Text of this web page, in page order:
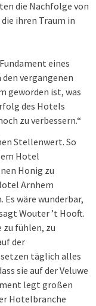
die Nachfolge von
ihren Traum in
eines
vergangenen
geworden ist, was
des Hotels
zu verbessern.“
Stellenwert. So
Hotel
Honig zu
Arnhem
wäre wunderbar,
Wouter ’t Hooft.
zu fühlen, zu
der
täglich alles
sie auf der Veluwe
legt großen
Hotelbranche